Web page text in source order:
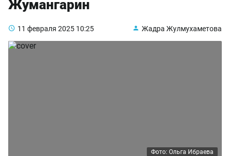
Жумангарин
11 февраля 2025 10:25 Жадра Жулмухаметова
Фото: Ольга Ибраева